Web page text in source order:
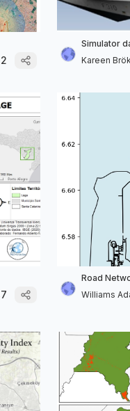
Simulator
Kareen
Road
Williams